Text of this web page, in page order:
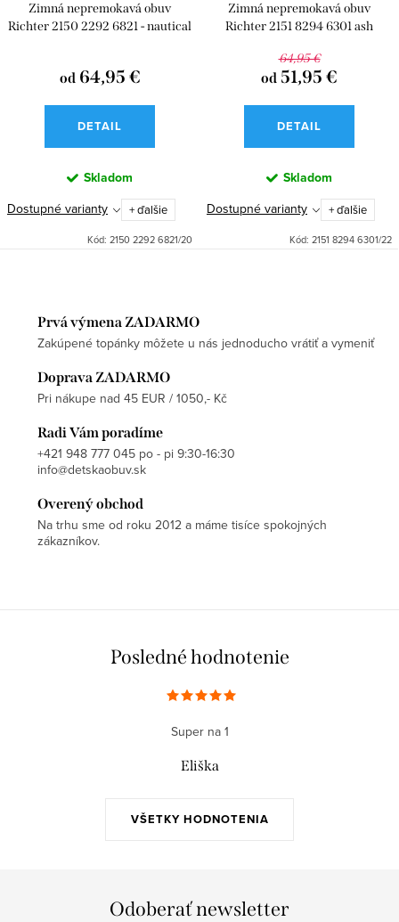
Zimná nepremokavá obuv
Richter 2150 2292 6821 - nautical
od64,95 €
DETAIL
Skladom
Dostupné varianty
+ ďalšie
Kód: 2150 2292 6821/20
Zimná nepremokavá obuv
Richter 2151 8294 6301 ash
64,95 €
od 51,95 €
DETAIL
Skladom
Dostupné varianty
+ ďalšie
Kód: 2151 8294 6301/22
Prvá výmena ZADARMO
Zakúpené topánky môžete u nás jednoducho vrátiť a vymeniť
Doprava ZADARMO
Pri nákupe nad 45 EUR / 1050,- Kč
Radi Vám poradíme
+421 948 777 045 po - pi 9:30-16:30
info@detskaobuv.sk
Overený obchod
Na trhu sme od roku 2012 a máme tisíce spokojných
zákazníkov.
Posledné hodnotenie
VŠETKY HODNOTENIA
Super na 1
Eliška
Odoberať newsletter